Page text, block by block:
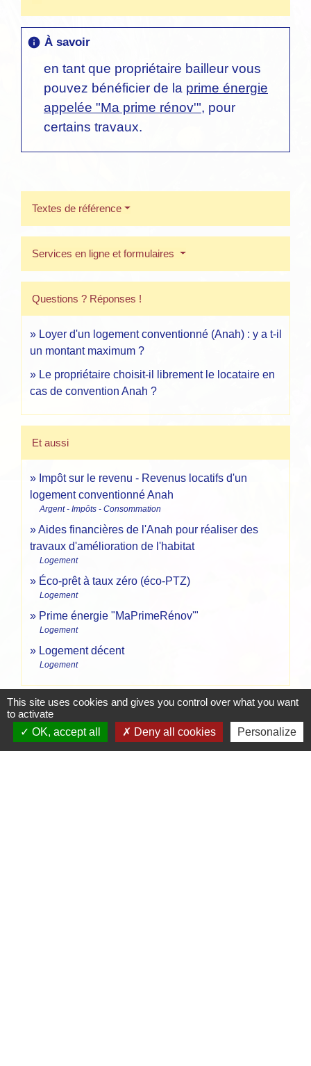
info À savoir
en tant que propriétaire bailleur vous
pouvez bénéficier de la prime énergie
appelée "Ma prime rénov'", pour
certains travaux.
Textes de référence
Services en ligne et formulaires
Questions ? Réponses !
Loyer d'un logement conventionné (Anah) : y a t-il
un montant maximum ?
Le propriétaire choisit-il librement le locataire en
cas de convention Anah ?
Et aussi
Impôt sur le revenu - Revenus locatifs d'un
logement conventionné Anah
Argent - Impôts - Consommation
Aides financières de l'Anah pour réaliser des
travaux d'amélioration de l'habitat
Logement
Éco-prêt à taux zéro (éco-PTZ)
Logement
Prime énergie "MaPrimeRénov'"
Logement
Logement décent
Logement
Pour en savoir plus
Loc'Avantages sans travaux : guide du propriétaire
This site uses cookies and gives you control over what you want
to activate
OK, accept all
Deny all cookies Personalize